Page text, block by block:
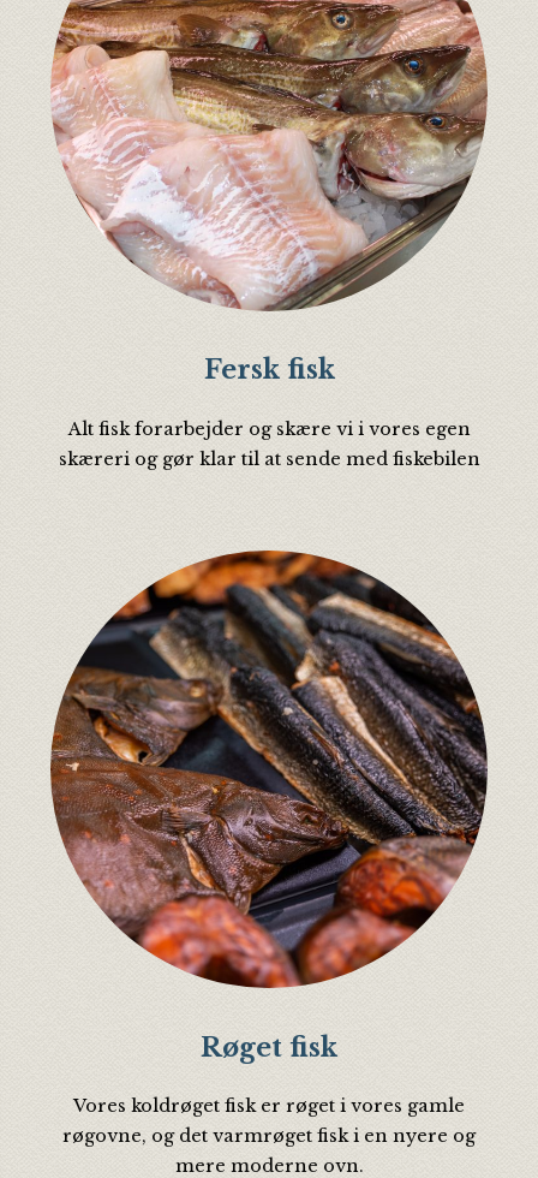
Fersk fisk
Alt fisk forarbejder og skære vi i vores egen
skæreri og gør klar til at sende med fiskebilen
Røget fisk
Vores koldrøget fisk er røget i vores gamle
røgovne, og det varmrøget fisk i en nyere og
mere moderne ovn.